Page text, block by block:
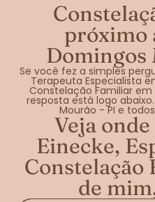
próximo
Domingos
Se você fez a simples
Terapeuta Especialista
Constelação Familiar em
resposta está logo
Mourão - PI e
Veja
Einecke,
de